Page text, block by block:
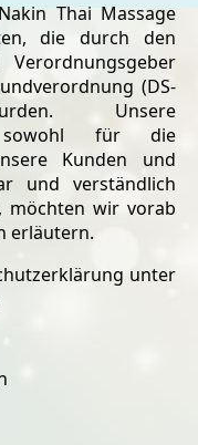
Thai Massage
die durch den
(DS-
Unsere
sowohl für die
Kunden und
und verständlich
möchten wir vorab
erläutern.
unter